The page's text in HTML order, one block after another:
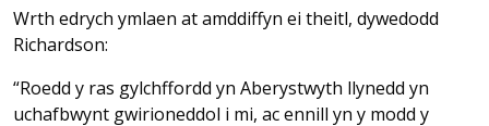
Wrth edrych ymlaen at amddiffyn ei theitl, dywedodd
Richardson:
“Roedd y ras gylchffordd yn Aberystwyth llynedd yn
uchafbwynt gwirioneddol i mi, ac ennill yn y modd y